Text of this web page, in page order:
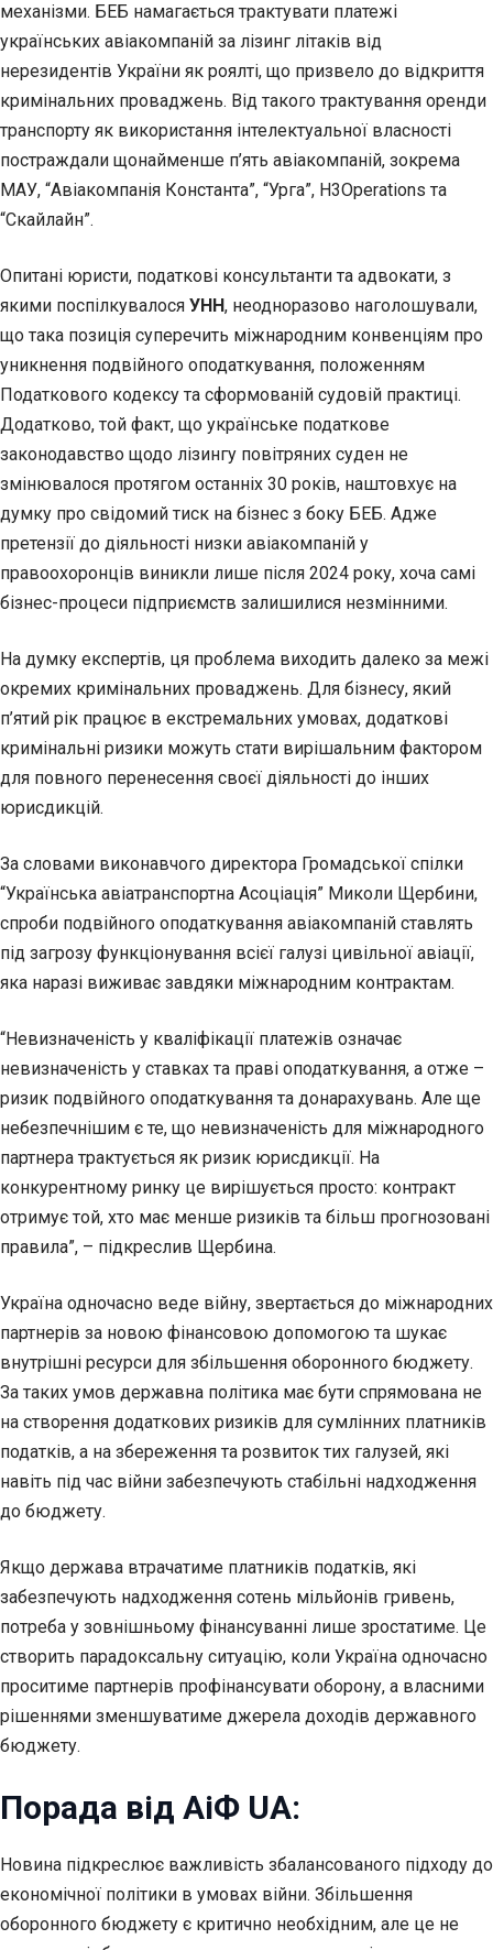
механізми. БЕБ намагається трактувати платежі
українських авіакомпаній за лізинг літаків від
нерезидентів України як роялті, що призвело до відкриття
кримінальних проваджень. Від такого трактування оренди
транспорту як використання інтелектуальної власності
постраждали щонайменше п’ять авіакомпаній, зокрема
МАУ, “Авіакомпанія Константа”, “Урга”, Н3Operations та
“Скайлайн”.
Опитані юристи, податкові консультанти та адвокати, з
якими поспілкувалося УНН, неодноразово наголошували,
що така позиція суперечить міжнародним конвенціям про
уникнення подвійного оподаткування, положенням
Податкового кодексу та сформованій судовій практиці.
Додатково, той факт, що українське податкове
законодавство щодо лізингу повітряних суден не
змінювалося протягом останніх 30 років, наштовхує на
думку про свідомий тиск на бізнес з боку БЕБ. Адже
претензії до діяльності низки авіакомпаній у
правоохоронців виникли лише після 2024 року, хоча самі
бізнес-процеси підприємств залишилися незмінними.
На думку експертів, ця проблема виходить далеко за межі
окремих кримінальних проваджень. Для бізнесу, який
п’ятий рік працює в екстремальних умовах, додаткові
кримінальні ризики можуть стати вирішальним фактором
для повного перенесення своєї діяльності до інших
юрисдикцій.
За словами виконавчого директора Громадської спілки
“Українська авіатранспортна Асоціація” Миколи Щербини,
спроби подвійного оподаткування авіакомпаній ставлять
під загрозу функціонування всієї галузі цивільної авіації,
яка наразі виживає завдяки міжнародним контрактам.
“Невизначеність у кваліфікації платежів означає
невизначеність у ставках та праві оподаткування, а отже –
ризик подвійного оподаткування та донарахувань. Але ще
небезпечнішим є те, що невизначеність для міжнародного
партнера трактується як ризик юрисдикції. На
конкурентному ринку це вирішується просто: контракт
отримує той, хто має менше ризиків та більш прогнозовані
правила”, – підкреслив Щербина.
Україна одночасно веде війну, звертається до міжнародних
партнерів за новою фінансовою допомогою та шукає
внутрішні ресурси для збільшення оборонного бюджету.
За таких умов державна політика має бути спрямована не
на створення додаткових ризиків для сумлінних платників
податків, а на збереження та розвиток тих галузей, які
навіть під час війни забезпечують стабільні надходження
до бюджету.
Якщо держава втрачатиме платників податків, які
забезпечують надходження сотень мільйонів гривень,
потреба у зовнішньому фінансуванні лише зростатиме. Це
створить парадоксальну ситуацію, коли Україна одночасно
проситиме партнерів профінансувати оборону, а власними
рішеннями зменшуватиме джерела доходів державного
бюджету.
Порада від АіФ UA:
Новина підкреслює важливість збалансованого підходу до
економічної політики в умовах війни. Збільшення
оборонного бюджету є критично необхідним, але це не